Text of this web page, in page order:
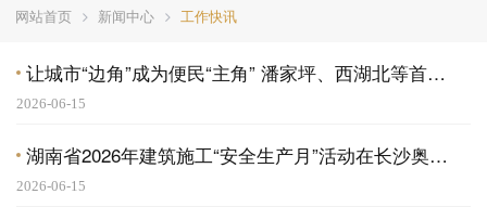
网站首页 新闻中心 工作快讯
让城市“边角”成为便民“主角” 潘家坪、西湖北等首批10宗闲置地块盘活利用项目全面动工
2026-06-15
湖南省2026年建筑施工“安全生产月”活动在长沙奥体中心正式启动
2026-06-15